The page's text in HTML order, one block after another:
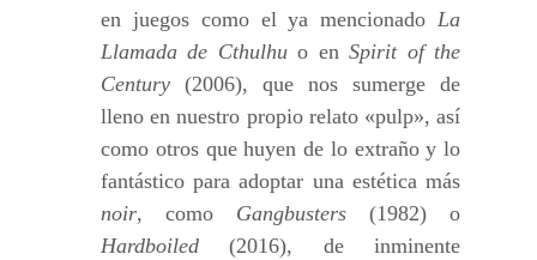
en juegos como el ya mencionado La
Llamada de Cthulhuo enSpirit of the
Century (2006), que nos sumerge de
lleno en nuestro propio relato «pulp», así
como otros que huyen de lo extraño y lo
fantástico para adoptar una estética más
noir, como Gangbusters (1982) o
Hardboiled (2016), de inminente